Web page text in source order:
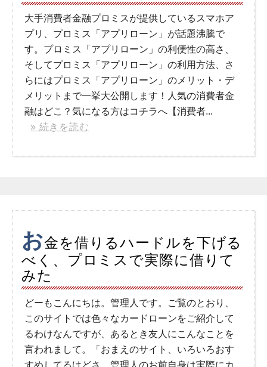
大手消費者金融プロミスが提供しているスマホア
プリ、プロミス「アプリローン」が話題沸騰で
す。プロミス「アプリローン」の利便性の高さ、
そしてプロミス「アプリローン」の利用方法、さ
らにはプロミス「アプリローン」のメリット・デ
メリットまで一挙大公開します！人気の消費者金
融はどこ？気になる方はコチラへ【消費者...
» 続きを読む
お金を借りるハードルを下げる
べく、プロミスで実際に借りて
みた
どーもこんにちは。管理人です。ご覧のとおり、
このサイトでは色々なカードローンをご紹介して
るわけなんですが、あるとき友人にこんなことを
言われまして。「おまえのサイト、いろいろおす